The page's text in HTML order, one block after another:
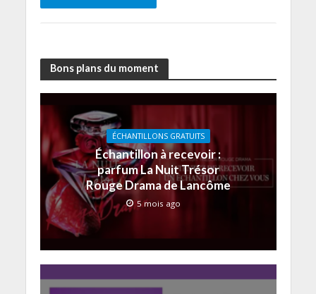
Bons plans du moment
ÉCHANTILLONS GRATUITS
Échantillon à recevoir :
parfum La Nuit Trésor
Rouge Drama de Lancôme
5 mois ago